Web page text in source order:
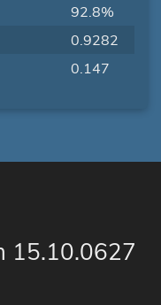
92.8%
0.9282
0.147
15.10.0627